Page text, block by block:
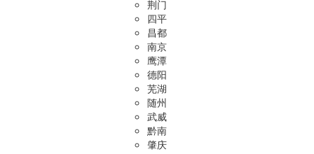
荆门
四平
昌都
南京
鹰潭
德阳
芜湖
随州
武威
黔南
肇庆